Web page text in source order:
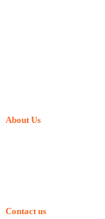
About Us
Contact us